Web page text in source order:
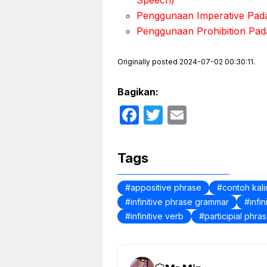
Penggunaan Imperative
Penggunaan Prohibition
Originally posted 2024-07-02 00:30:11.
Bagikan:
F
c
e
b
o
o
T
er
Tags
appositive phrase
contoh
infinitive phrase grammar
infinitive verb
participial